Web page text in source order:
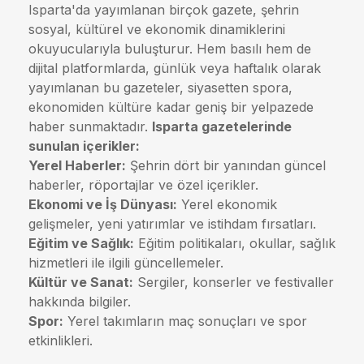
Isparta'da yayımlanan birçok gazete, şehrin
sosyal, kültürel ve ekonomik dinamiklerini
okuyucularıyla buluşturur. Hem basılı hem de
dijital platformlarda, günlük veya haftalık olarak
yayımlanan bu gazeteler, siyasetten spora,
ekonomiden kültüre kadar geniş bir yelpazede
haber sunmaktadır. Isparta gazetelerinde
sunulan içerikler:
Yerel Haberler: Şehrin dört bir yanından güncel
haberler, röportajlar ve özel içerikler.
Ekonomi ve İş Dünyası: Yerel ekonomik
gelişmeler, yeni yatırımlar ve istihdam fırsatları.
Eğitim ve Sağlık: Eğitim politikaları, okullar, sağlık
hizmetleri ile ilgili güncellemeler.
Kültür ve Sanat: Sergiler, konserler ve festivaller
hakkında bilgiler.
Spor: Yerel takımların maç sonuçları ve spor
etkinlikleri.